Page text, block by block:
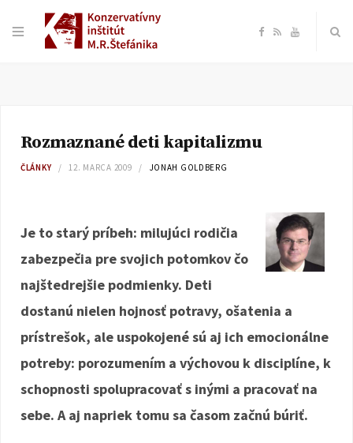
F
o
k
R Y
b
e
Rozmaznané deti kapitalizmu
ČLÁNKY 12. MARCA 2009 JONAH GOLDBERG
Je to starý príbeh: milujúci rodičia
zabezpečia pre svojich potomkov čo
najštedrejšie podmienky. Deti
dostanú nielen hojnosť potravy, ošatenia a
prístrešok, ale uspokojené sú aj ich emocionálne
potreby: porozumením a výchovou k disciplíne, k
schopnosti spolupracovať s inými a pracovať na
sebe. A aj napriek tomu sa časom začnú búriť.